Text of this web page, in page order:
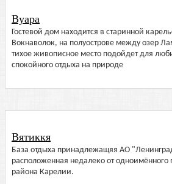
Вуара
Гостевой дом находится в старинной
Вокнаволок, на полуострове между озер
тихое живописное место подойдет для
спокойного отдыха на природе
Вятиккя
База отдыха принадлежащяя АО
расположенная недалеко от одноимённого
района Карелии.